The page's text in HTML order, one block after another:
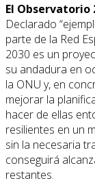
El Observatorio
Declarado
parte de la Red
2030 es un
su andadura en
la ONU y, en
mejorar la
hacer de ellas
resilientes en un
sin la necesaria
conseguirá
restantes.